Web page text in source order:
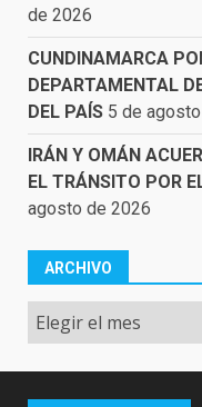
de 2026
CUNDINAMARCA
DEPARTAMENTAL
DEL PAÍS 5 de
IRÁN Y OMÁN
EL TRÁNSITO POR
agosto de 2026
ARCHIVO
Archivo